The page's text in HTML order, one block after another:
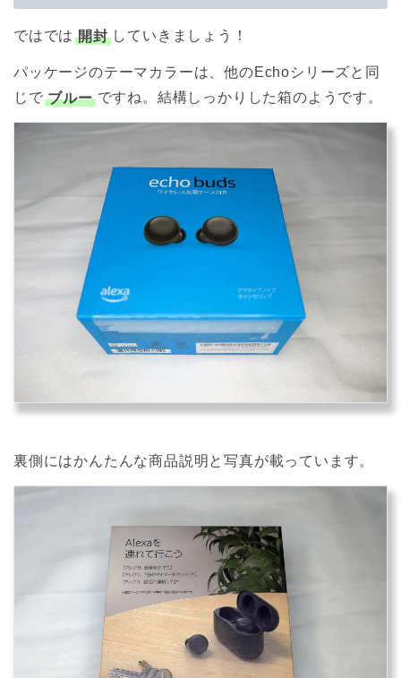
ではでは 開封 していきましょう！
パッケージのテーマカラーは、他のEchoシリーズと同
じで ブルー ですね。結構しっかりした箱のようです。
裏側にはかんたんな商品説明と写真が載っています。